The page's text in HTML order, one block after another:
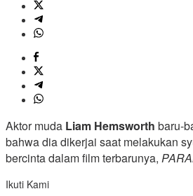
Aktor muda Liam Hemsworth baru-
bahwa dia dikerjai saat melakukan
bercinta dalam film terbarunya,
Ikuti Kami